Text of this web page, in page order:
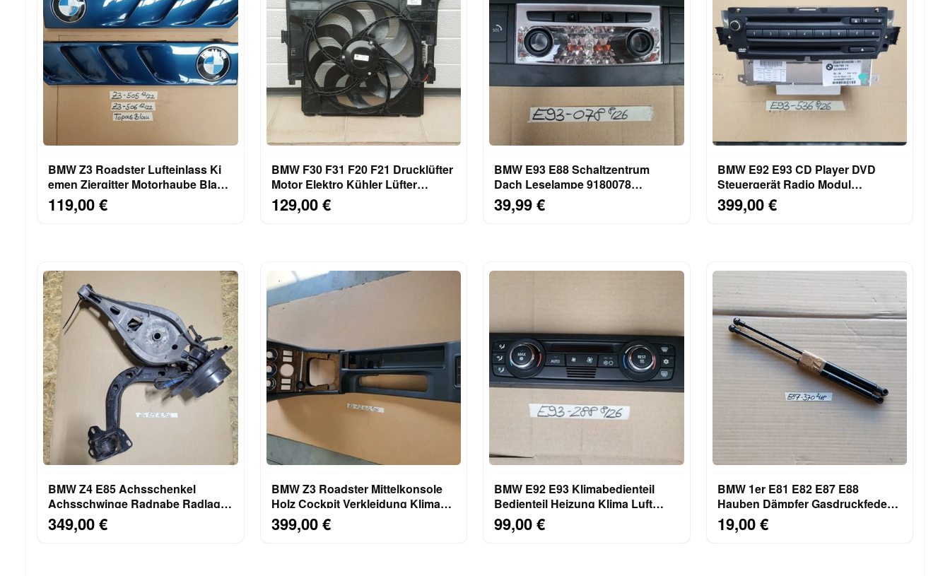
BMW Z3 Roadster Lufteinlass Ki​
emen Ziergitter Motorhaube Blau
rechts links
119,00 €
BMW F30 F31 F20 F21 Drucklüfter
Motor Elektro Kühler Lüfter
7640508 Lüfterzarge
129,00 €
BMW E93 E88 Schaltzentrum
Dach Leselampe 9180078
Innenleuchte SOS Airbag Off
39,99 €
BMW E92 E93 CD Player DVD
Steuergerät Radio Modul
Navigation 9185536 UK Version
399,00 €
BMW Z4 E85 Achsschenkel
Achsschwinge Radnabe Radlager
HINTEN LINKS
349,00 €
BMW Z3 Roadster Mittelkonsole
Holz Cockpit Verkleidung Klima
Blende 8397702
399,00 €
BMW E92 E93 Klimabedienteil
Bedienteil Heizung Klima Luft
Klimaautomatik 9182288
99,00 €
BMW 1er E81 E82 E87 E88
Hauben Dämpfer Gasdruckfeder
Motorhaube 7118370
19,00 €